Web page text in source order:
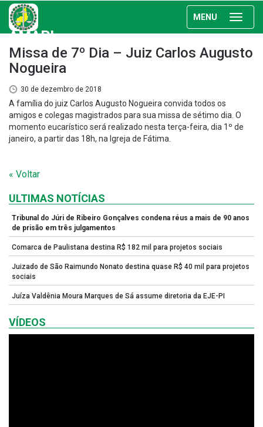
MENU
AMAPI
Missa de 7º Dia – Juiz Carlos Augusto
Nogueira
30 de dezembro de 2018
A família do juiz Carlos Augusto Nogueira convida todos os
amigos e colegas magistrados para sua missa de sétimo dia. O
momento eucarístico será realizado nesta terça-feira, dia 1º de
janeiro, a partir das 18h, na Igreja de Fátima.
« Voltar
ULTIMAS NOTÍCIAS
Tribunal do Júri de Ribeiro Gonçalves condena réus a mais de 90 anos
de prisão em três julgamentos
Comarca de Paulistana destina R$ 182 mil para projetos sociais
Juizado de São Raimundo Nonato destina quase R$ 40 mil para projetos
sociais
Juíza Valdênia Moura Marques de Sá assume diretoria da EJE-PI
VÍDEOS